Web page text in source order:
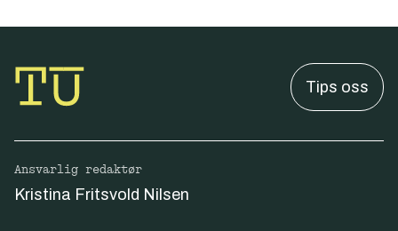
Tips oss
Ansvarlig redaktør
Kristina Fritsvold Nilsen